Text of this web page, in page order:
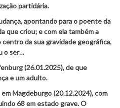
partidária.
apontando para o poente da
que criou; e com ela também a
da sua gravidade geográfica,
o ser…
(26.01.2025), de que
e um adulto.
Magdeburgo (20.12.2024), com
68 em estado grave. O